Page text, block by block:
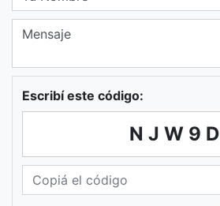
Escribí este código:
NJW9D